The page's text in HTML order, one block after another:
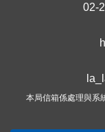
02-
本局信箱係處理與系